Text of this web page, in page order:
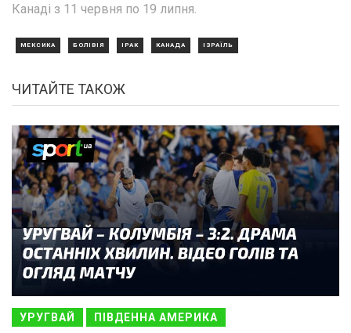
Канаді з 11 червня по 19 липня.
МЕКСИКА БОЛІВІЯ ІРАК КАНАДА ІЗРАЇЛЬ
ЧИТАЙТЕ ТАКОЖ
УРУГВАЙ ПІВДЕННА АМЕРИКА